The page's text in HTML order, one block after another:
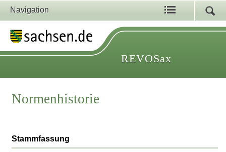
Navigation
REVOSax
Normenhistorie
Stammfassung